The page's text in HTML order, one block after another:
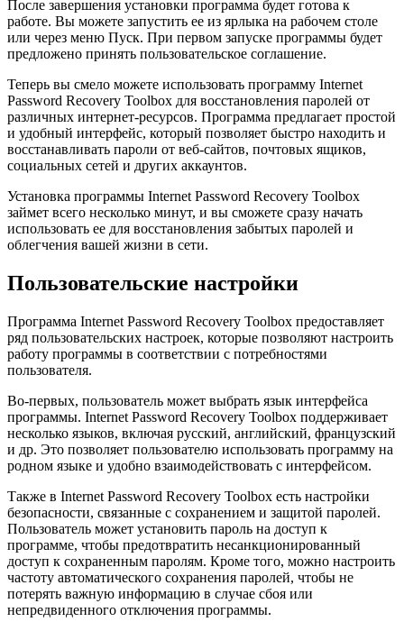
После завершения установки программа будет готова к
работе. Вы можете запустить ее из ярлыка на рабочем столе
или через меню Пуск. При первом запуске программы будет
предложено принять пользовательское соглашение.
Теперь вы смело можете использовать программу Internet
Password Recovery Toolbox для восстановления паролей от
различных интернет-ресурсов. Программа предлагает простой
и удобный интерфейс, который позволяет быстро находить и
восстанавливать пароли от веб-сайтов, почтовых ящиков,
социальных сетей и других аккаунтов.
Установка программы Internet Password Recovery Toolbox
займет всего несколько минут, и вы сможете сразу начать
использовать ее для восстановления забытых паролей и
облегчения вашей жизни в сети.
Пользовательские настройки
Программа Internet Password Recovery Toolbox предоставляет
ряд пользовательских настроек, которые позволяют настроить
работу программы в соответствии с потребностями
пользователя.
Во-первых, пользователь может выбрать язык интерфейса
программы. Internet Password Recovery Toolbox поддерживает
несколько языков, включая русский, английский, французский
и др. Это позволяет пользователю использовать программу на
родном языке и удобно взаимодействовать с интерфейсом.
Также в Internet Password Recovery Toolbox есть настройки
безопасности, связанные с сохранением и защитой паролей.
Пользователь может установить пароль на доступ к
программе, чтобы предотвратить несанкционированный
доступ к сохраненным паролям. Кроме того, можно настроить
частоту автоматического сохранения паролей, чтобы не
потерять важную информацию в случае сбоя или
непредвиденного отключения программы.